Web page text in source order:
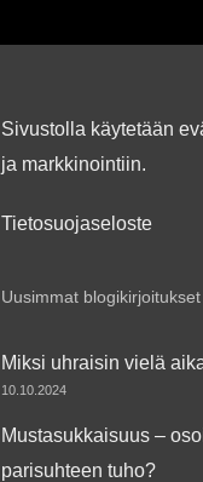
Sivustolla käytetään
ja markkinointiin.
Tietosuojaseloste
Uusimmat blogikirjoitukset
Miksi uhraisin vielä
10.10.2024
Mustasukkaisuus –
parisuhteen tuho?